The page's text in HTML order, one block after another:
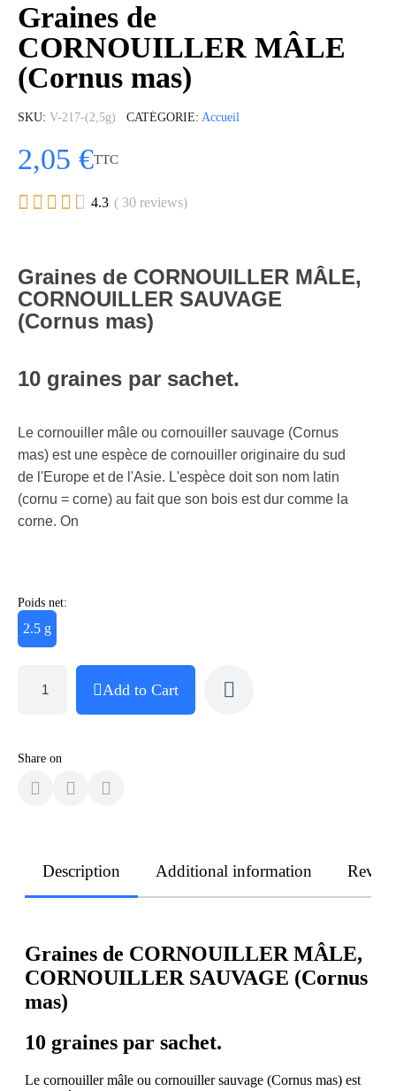
Graines de
CORNOUILLER MÂLE
(Cornus mas)
SKU V-217-(2,5g) CATÉGORIE Accueil
2,05 €TTC
     4.3 ( 30 reviews)
Graines de CORNOUILLER MÂLE,
CORNOUILLER SAUVAGE
(Cornus mas)
10 graines par sachet.
Le cornouiller mâle ou cornouiller sauvage (Cornus
mas) est une espèce de cornouiller originaire du sud
de l'Europe et de l'Asie. L'espèce doit son nom latin
(cornu = corne) au fait que son bois est dur comme la
corne. On
Poids net:
2.5 g
Add to Cart
Share on
Description Additional information
Graines de CORNOUILLER MÂLE,
CORNOUILLER SAUVAGE (Cornus
mas)
10 graines par sachet.
Le cornouiller mâle ou cornouiller sauvage (Cornus mas) est